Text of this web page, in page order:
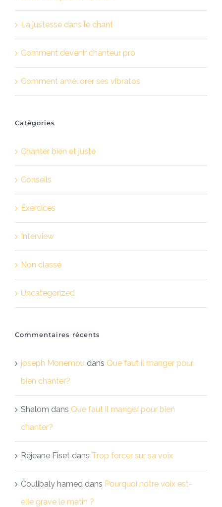
La justesse dans le chant
Comment devenir chanteur pro
Comment améliorer ses vibratos
Catégories
Chanter bien et juste
Conseils
Exercices
Interview
Non classé
Uncategorized
Commentaires récents
joseph Monemou dans Que faut il manger pour
bien chanter?
Shalom dans Que faut il manger pour bien
chanter?
Réjeane Fiset dans Trop forcer sur sa voix
Coulibaly hamed dans Pourquoi notre voix est-
elle grave le matin ?